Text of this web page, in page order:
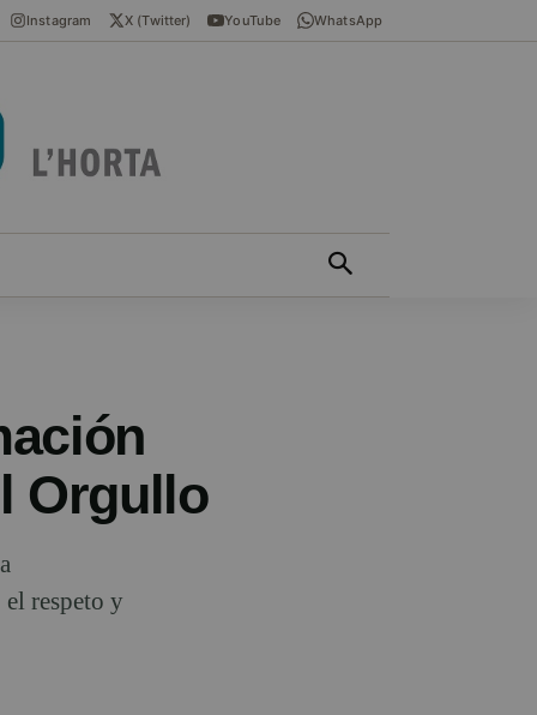
Instagram X (Twitter) YouTube WhatsApp
Orgullo
respeto y